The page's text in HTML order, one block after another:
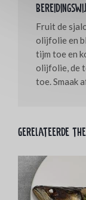
Fruit de
olijfolie en
tijm toe en
olijfolie, de
toe. Smaak
Gerelateerde